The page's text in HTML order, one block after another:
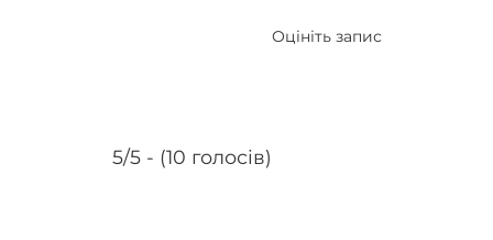
5/5 - (10 голосів)
Оцініть запис